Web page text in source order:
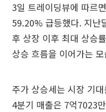
3일 트레이딩뷰에 따르
59.20% 급등했다. 지난
후 상장 이후 최대 상승
상승 흐름을 이어가는
주가 상승세는 시장 기
4분기 매출은 7억7023